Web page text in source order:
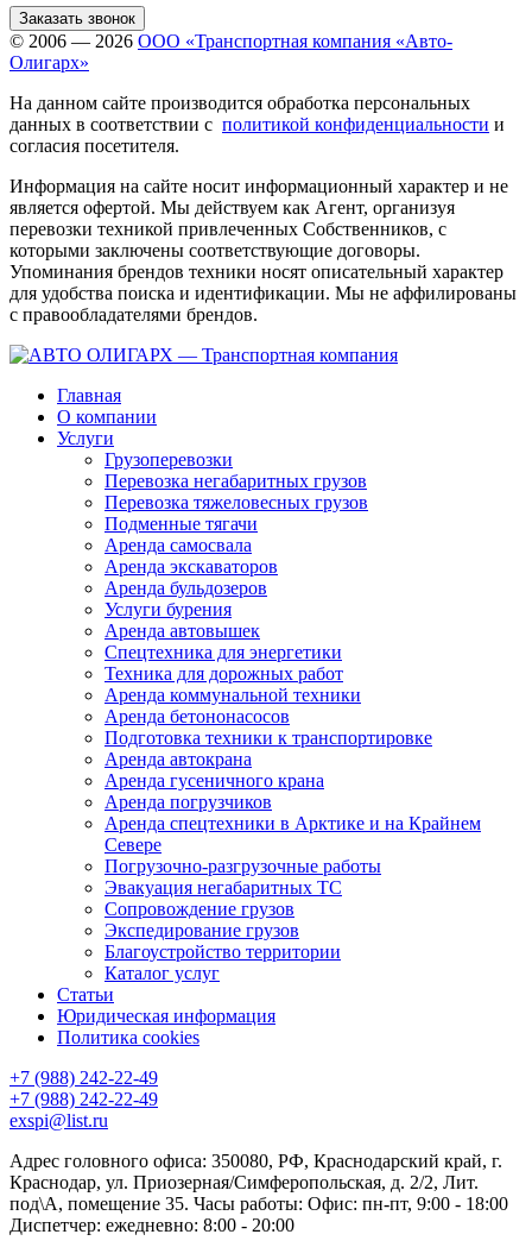
Заказать звонок
© 2006 — 2026 ООО «Транспортная компания «Авто-
Олигарх»
На данном сайте производится обработка персональных
данных в соответствии с политикой конфиденциальности и
согласия посетителя.
Информация на сайте носит информационный характер и не
является офертой. Мы действуем как Агент, организуя
перевозки техникой привлеченных Собственников, с
которыми заключены соответствующие договоры.
Упоминания брендов техники носят описательный характер
для удобства поиска и идентификации. Мы не аффилированы
с правообладателями брендов.
Главная
О компании
Услуги
Грузоперевозки
Перевозка негабаритных грузов
Перевозка тяжеловесных грузов
Подменные тягачи
Аренда самосвала
Аренда экскаваторов
Аренда бульдозеров
Услуги бурения
Аренда автовышек
Спецтехника для энергетики
Техника для дорожных работ
Аренда коммунальной техники
Аренда бетононасосов
Подготовка техники к транспортировке
Аренда автокрана
Аренда гусеничного крана
Аренда погрузчиков
Аренда спецтехники в Арктике и на Крайнем
Севере
Погрузочно-разгрузочные работы
Эвакуация негабаритных ТС
Сопровождение грузов
Экспедирование грузов
Благоустройство территории
Каталог услуг
Статьи
Юридическая информация
Политика cookies
+7 (988) 242-22-49
+7 (988) 242-22-49
exspi@list.ru
Адрес головного офиса: 350080, РФ, Краснодарский край, г.
Краснодар, ул. Приозерная/Симферопольская, д. 2/2, Лит.
под\А, помещение 35. Часы работы: Офис: пн-пт, 9:00 - 18:00
Диспетчер: ежедневно: 8:00 - 20:00